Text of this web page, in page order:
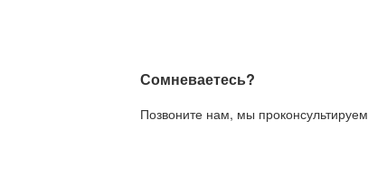
Сомневаетесь?
Позвоните нам, мы проконсультируем